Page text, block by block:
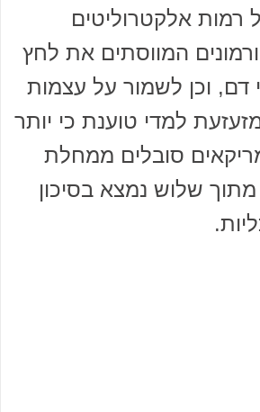
רמות אלקטרוליטים
המווסתים את לחץ
דם, וכן לשמור על עצמות
למדי טוענת כי יותר
אמריקאים סובלים ממחלת
שלוש נמצא בסיכון